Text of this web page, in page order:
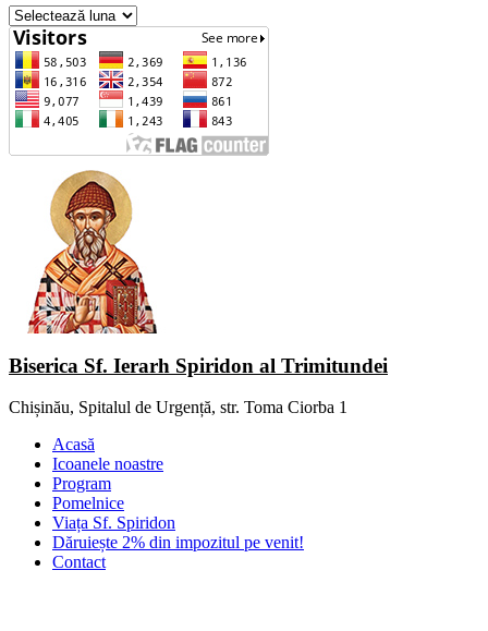
Arhiva
Biserica Sf. Ierarh Spiridon al Trimitundei
Chișinău, Spitalul de Urgență, str. Toma Ciorba 1
Acasă
Icoanele noastre
Program
Pomelnice
Viața Sf. Spiridon
Dăruiește 2% din impozitul pe venit!
Contact